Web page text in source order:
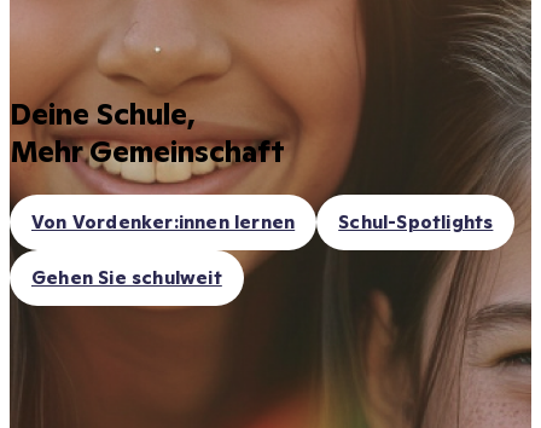
Deine Schule,
Mehr Gemeinschaft
Von Vordenker:innen lernen Schul-Spotlights
Gehen Sie schulweit